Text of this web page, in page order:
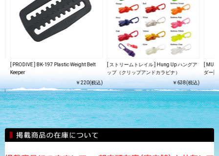
)
[ PRODIVE ] BK-197 Plastic Weight Belt
Keeper
￥220(税込)
[ ストリームトレイル ] Hung Up ハングア
ップ（クリップアンドカラビナ）
￥638(税込)
[
ダー[